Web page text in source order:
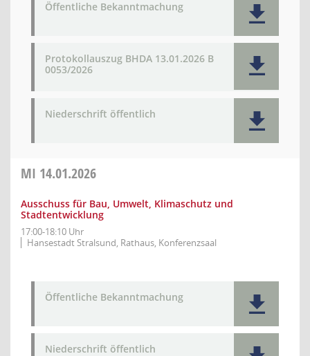
Öffentliche Bekanntmachung
Protokollauszug BHDA 13.01.2026 B
0053/2026
Niederschrift öffentlich
MI 14.01.2026
Ausschuss für Bau, Umwelt, Klimaschutz und
Stadtentwicklung
17:00-18:10 Uhr
Hansestadt Stralsund, Rathaus, Konferenzsaal
Öffentliche Bekanntmachung
Niederschrift öffentlich